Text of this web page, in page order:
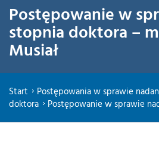
Postępowanie w
stopnia doktora –
Musiał
Start
Postępowania w sprawie
doktora
Postępowanie w sprawie